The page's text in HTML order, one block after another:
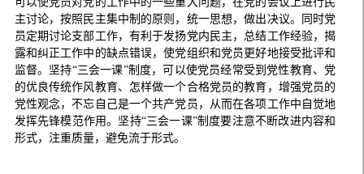
主讨论，按照民主集中制的原则，统一思想，做出决议。同时党
员定期讨论支部工作，有利于发扬党内民主，总结工作经验，揭
露和纠正工作中的缺点错误，使党组织和党员更好地接受批评和
监督。坚持“三会一课”制度，可以使党员经常受到党性教育、党
的优良传统作风教育、怎样做一个合格党员的教育，增强党员的
党性观念，不忘自己是一个共产党员，从而在各项工作中自觉地
发挥先锋模范作用。坚持“三会一课”制度要注意不断改进内容和
形式，注重质量，避免流于形式。